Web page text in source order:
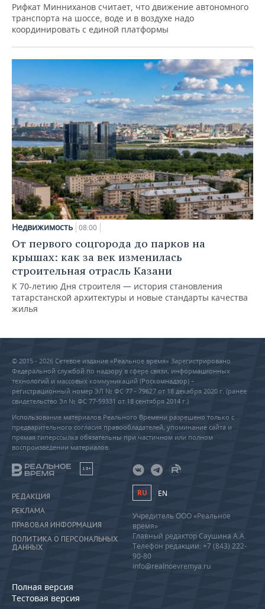
Рифкат Минниханов считает, что движение автономного
транспорта на шоссе, воде и в воздухе надо
координировать с единой платформы
Недвижимость 08:00
От первого соцгорода до парков на
крышах: как за век изменилась
строительная отрасль Казани
К 70-летию Дня строителя — история становления
татарстанской архитектуры и новые стандарты качества
жилья
© 2015 - 2026 Сетевое издание «Реальное время» Зарегистрировано
Федеральной службой по надзору в сфере связи, информационных
технологий и массовых коммуникаций (Роскомнадзор) –
регистрационный номер ЭЛ № ФС 77 - 79627 от 18 декабря 2020 г. (ранее
свидетельство Эл № ФС 77-59331 от 18 сентября 2014 г.)
Использование материалов Реального Времени разрешено только с
предварительного согласия правообладателей, упоминание сайта и
прямая гиперссылка обязательны при частичном или полном
воспроизведении материалов.
18+
РЕДАКЦИЯ
РЕКЛАМА
ПРАВОВАЯ ИНФОРМАЦИЯ
ПОЛИТИКА О ПЕРСОНАЛЬНЫХ
ДАННЫХ
Полная версия
Тестовая версия
RU EN
Учредитель ООО «Реальное
время»
Главный редактор Саушина А.А.
Телефон редакции: +7 (843) 222-
90-80
info@realnoevremya.ru